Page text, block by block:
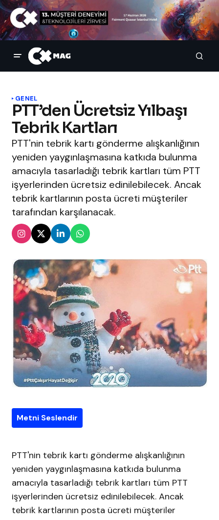
GENEL
PTT’den Ücretsiz Yılbaşı
Tebrik Kartları
PTT'nin tebrik kartı gönderme alışkanlığının
yeniden yaygınlaşmasına katkıda bulunma
amacıyla tasarladığı tebrik kartları tüm PTT
işyerlerinden ücretsiz edinilebilecek. Ancak
tebrik kartlarının posta ücreti müşteriler
tarafından karşılanacak.
Metni Seslendir
PTT'nin tebrik kartı gönderme alışkanlığının
yeniden yaygınlaşmasına katkıda bulunma
amacıyla tasarladığı tebrik kartları tüm PTT
işyerlerinden ücretsiz edinilebilecek. Ancak
tebrik kartlarının posta ücreti müşteriler